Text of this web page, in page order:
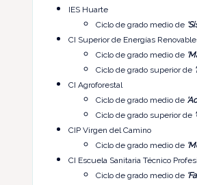
IES Huarte
Ciclo de grado medio de
CI Superior de Energías
Ciclo de grado medio de
Ciclo de grado superior de
CI Agroforestal
Ciclo de grado medio de
Ciclo de grado superior de
CIP Virgen del Camino
Ciclo de grado medio de
CI Escuela Sanitaria Técnico
Ciclo de grado medio de